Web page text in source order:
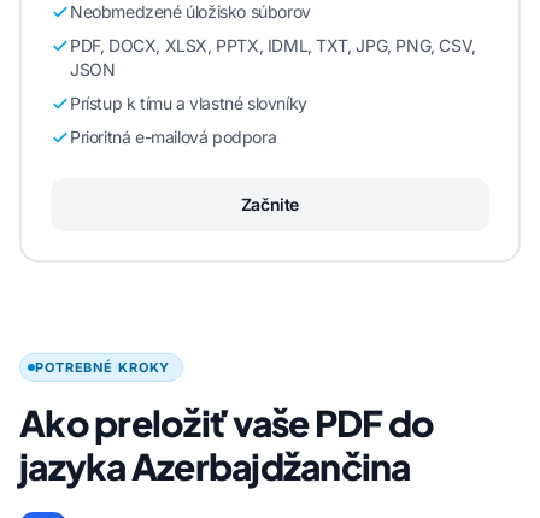
Neobmedzené úložisko súborov
PDF, DOCX, XLSX, PPTX, IDML, TXT, JPG, PNG, CSV,
JSON
Prístup k tímu a vlastné slovníky
Prioritná e-mailová podpora
Začnite
POTREBNÉ KROKY
Ako preložiť vaše PDF do
jazyka Azerbajdžančina